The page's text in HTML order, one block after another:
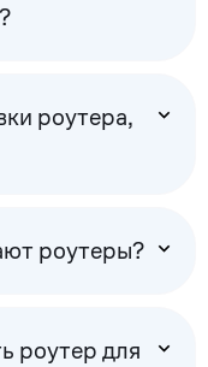
роутера,
роутеры?
роутер для